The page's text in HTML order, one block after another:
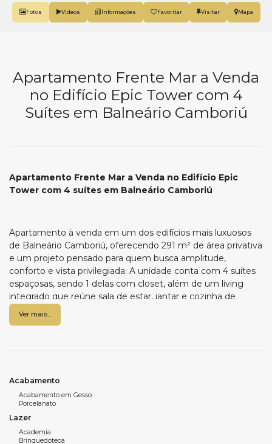
Fotos Vídeos Favoritar Mapa
Apartamento Frente Mar a Venda
no Edifício Epic Tower com 4
Suítes em Balneário Camboriú
Apartamento Frente Mar a Venda no Edifício Epic
Tower com 4 suítes em Balneário Camboriú
Apartamento à venda em um dos edifícios mais luxuosos
de Balneário Camboriú, oferecendo 291 m² de área privativa
e um projeto pensado para quem busca amplitude,
conforto e vista privilegiada. A unidade conta com 4 suítes
espaçosas, sendo 1 delas com closet, além de um living
integrado que reúne sala de estar, jantar e cozinha de
forma contínua, ampliado pela sacada integrada com vista
impressionante para o mar. As demais aberturas
Tower se destaca pela área de lazer completa e sofisticada,
considerada uma das mais exclusivas de Balneário
Camboriú. Para saber mais detalhes ou agendar uma visita,
entre em contato com nossos corretores ou venha até a
WOW Imobiliária.
Ver mais...
Acabamento
Acabamento em Gesso
Porcelanato
Lazer
Academia
Brinquedoteca